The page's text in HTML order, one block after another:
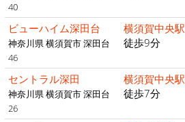
40
ビューハイム深田台
神奈川県 横須賀市 深田台
46
横須賀中央駅
徒歩9分
セントラル深田
神奈川県 横須賀市 深田台
26
横須賀中央駅
徒歩7分